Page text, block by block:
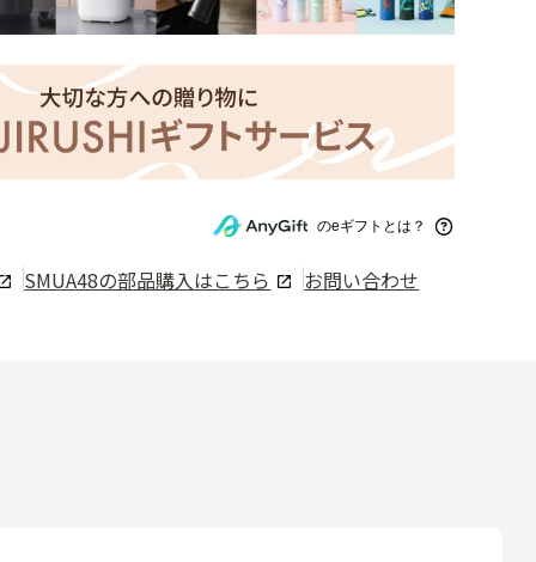
のeギフトとは？
SMUA48の部品購入はこちら お問い合わせ